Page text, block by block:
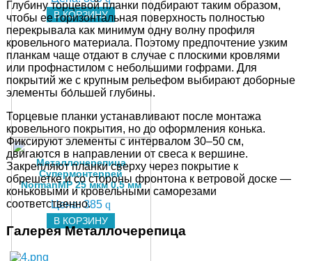
В КОРЗИНУ
Металлочерепица
Супермонтеррей
NormanMP 25 мкм 0,5 мм
Цена:385 q
В КОРЗИНУ
Глубину торцевой планки подбирают таким образом,
чтобы ее горизонтальная поверхность полностью
перекрывала как минимум одну волну профиля
кровельного материала. Поэтому предпочтение узким
планкам чаще отдают в случае с плоскими кровлями
или профнастилом с небольшими гофрами. Для
покрытий же с крупным рельефом выбирают доборные
элементы бо́льшей глубины.
Торцевые планки устанавливают после монтажа
кровельного покрытия, но до оформления конька.
Фиксируют элементы с интервалом 30–50 см,
двигаются в направлении от свеса к вершине.
Закрепляют планки сверху через покрытие к
обрешетке и со стороны фронтона к ветровой доске —
коньковыми и кровельными саморезами
соответственно.
Галерея Металлочерепица